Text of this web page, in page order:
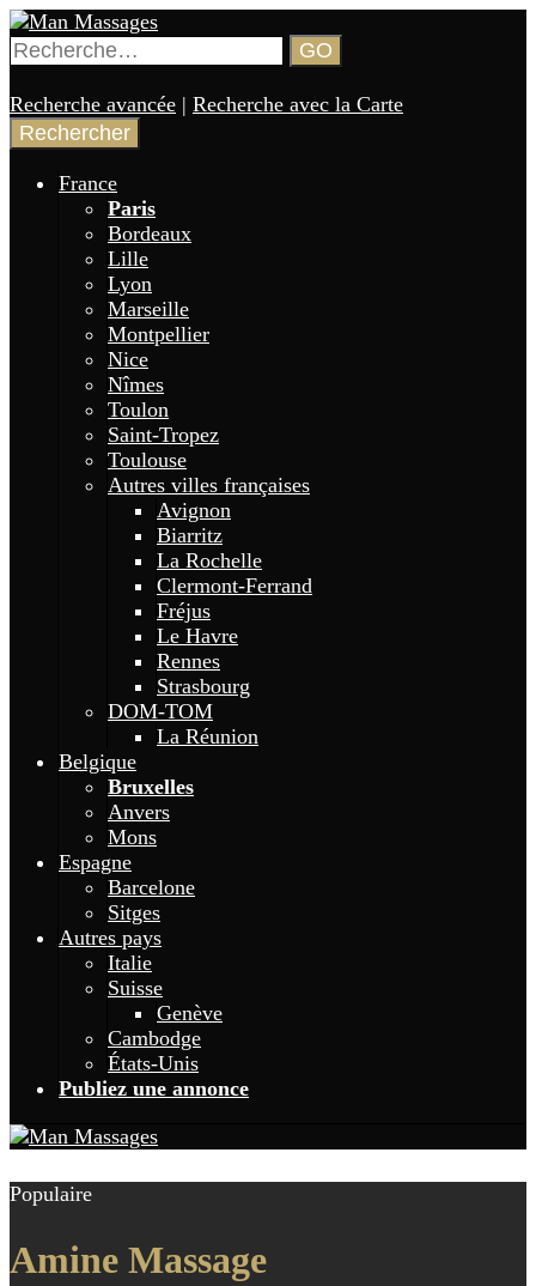
Aller
au
contenu
principal
Man Massages
Rechercher : GO
Recherche avancée | Recherche avec la Carte
France
Paris
Bordeaux
Lille
Lyon
Marseille
Montpellier
Nice
Nîmes
Toulon
Saint-Tropez
Toulouse
Autres villes françaises
Avignon
Biarritz
La Rochelle
Clermont-Ferrand
Fréjus
Le Havre
Rennes
Strasbourg
DOM-TOM
La Réunion
Belgique
Bruxelles
Anvers
Mons
Espagne
Barcelone
Sitges
Autres pays
Italie
Suisse
Genève
Cambodge
États-Unis
Publiez une annonce
Populaire
Amine Massage